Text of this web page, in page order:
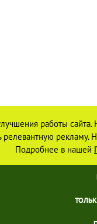
работы
релевантную
Подробнее в нашей